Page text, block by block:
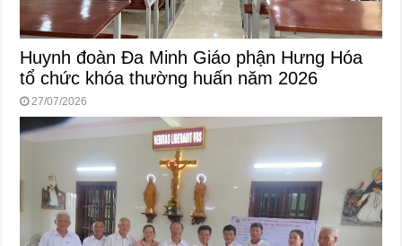
Huynh đoàn Đa Minh Giáo phận Hưng Hóa
tổ chức khóa thường huấn năm 2026
27/07/2026